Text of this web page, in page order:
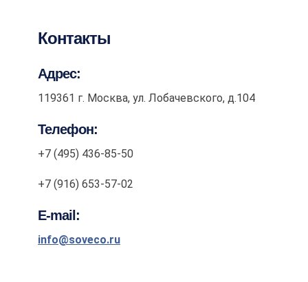
Контакты
Адрес:
119361 г. Москва, ул. Лобачевского, д.104
Телефон:
+7 (495) 436-85-50
+7 (916) 653-57-02
E-mail:
info@soveco.ru